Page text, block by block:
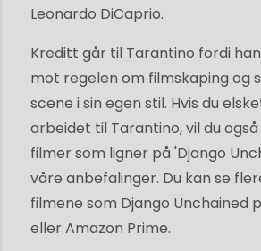
Leonardo DiCaprio.
Kreditt går til Tarantino fordi
mot regelen om filmskaping og
scene i sin egen stil. Hvis du
arbeidet til Tarantino, vil du
filmer som ligner på 'Django
våre anbefalinger. Du kan se
filmene som Django Unchained
eller Amazon Prime.